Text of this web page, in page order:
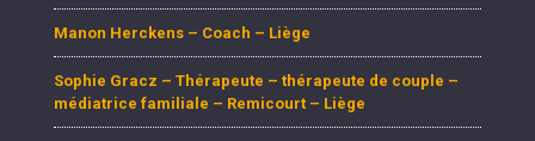
Manon Herckens – Coach – Liège
Sophie Gracz – Thérapeute – thérapeute de couple –
médiatrice familiale – Remicourt – Liège